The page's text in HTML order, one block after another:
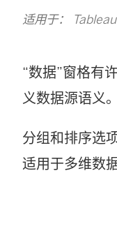
适用于：
“数据”窗格有
义数据源语义。
分组和排序选
适用于多维数